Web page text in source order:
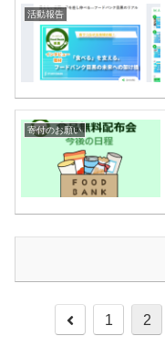
活動報告
寄付のお願い
前
1 2